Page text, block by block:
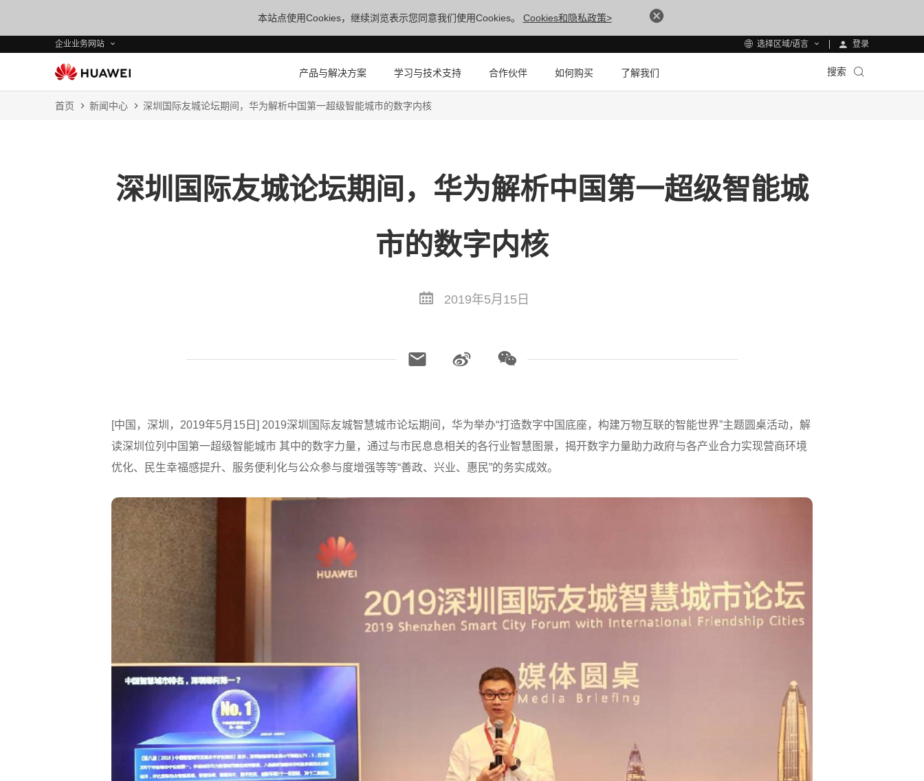
本站点使用Cookies，继续浏览表示您同意我们使用Cookies。 Cookies和隐私政策>
企业业务网站 选择区域/语言 登录
产品与解决方案 学习与技术支持 合作伙伴 如何购买 了解我们 搜索
首页 新闻中心 深圳国际友城论坛期间，华为解析中国第一超级智能城市的数字内核
深圳国际友城论坛期间，华为解析中国第一超级智能城
市的数字内核
2019年5月15日
[中国，深圳，2019年5月15日] 2019深圳国际友城智慧城市论坛期间，华为举办“打造数字中国底座，构建万物互联的智能世界”主题圆桌活动，解
读深圳位列中国第一超级智能城市 其中的数字力量，通过与市民息息相关的各行业智慧图景，揭开数字力量助力政府与各产业合力实现营商环境
优化、民生幸福感提升、服务便利化与公众参与度增强等等“善政、兴业、惠民”的务实成效。